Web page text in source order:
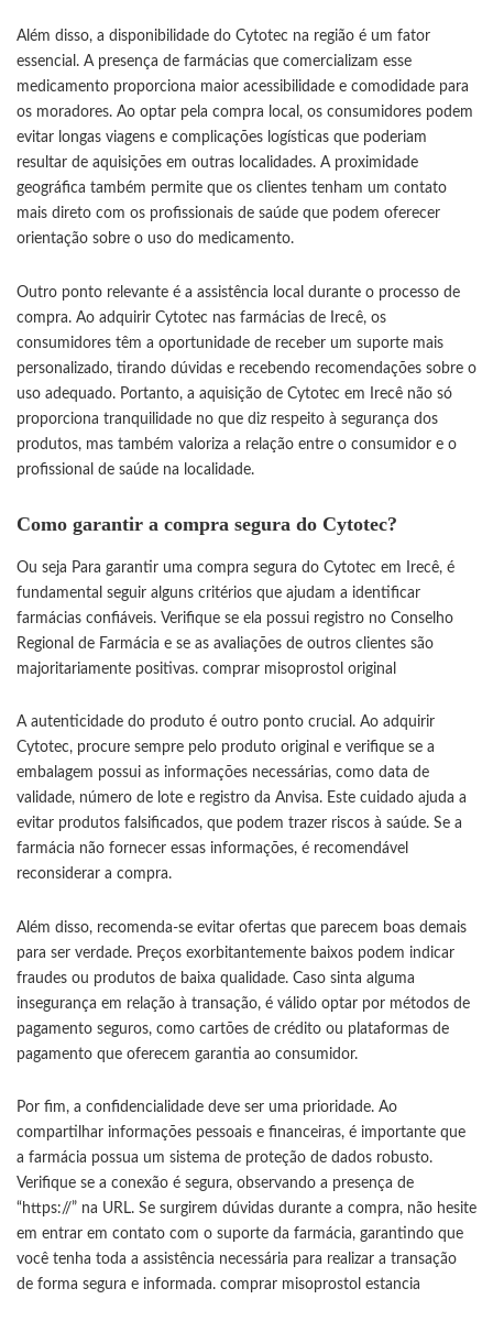
Além disso, a disponibilidade do Cytotec na região é um fator
essencial. A presença de farmácias que comercializam esse
medicamento proporciona maior acessibilidade e comodidade para
os moradores. Ao optar pela compra local, os consumidores podem
evitar longas viagens e complicações logísticas que poderiam
resultar de aquisições em outras localidades. A proximidade
geográfica também permite que os clientes tenham um contato
mais direto com os profissionais de saúde que podem oferecer
orientação sobre o uso do medicamento.
Outro ponto relevante é a assistência local durante o processo de
compra. Ao adquirir Cytotec nas farmácias de Irecê, os
consumidores têm a oportunidade de receber um suporte mais
personalizado, tirando dúvidas e recebendo recomendações sobre o
uso adequado. Portanto, a aquisição de Cytotec em Irecê não só
proporciona tranquilidade no que diz respeito à segurança dos
produtos, mas também valoriza a relação entre o consumidor e o
profissional de saúde na localidade.
Como garantir a compra segura do Cytotec?
Ou seja Para garantir uma compra segura do Cytotec em Irecê, é
fundamental seguir alguns critérios que ajudam a identificar
farmácias confiáveis. Verifique se ela possui registro no Conselho
Regional de Farmácia e se as avaliações de outros clientes são
majoritariamente positivas. comprar misoprostol original
A autenticidade do produto é outro ponto crucial. Ao adquirir
Cytotec, procure sempre pelo produto original e verifique se a
embalagem possui as informações necessárias, como data de
validade, número de lote e registro da Anvisa. Este cuidado ajuda a
evitar produtos falsificados, que podem trazer riscos à saúde. Se a
farmácia não fornecer essas informações, é recomendável
reconsiderar a compra.
Além disso, recomenda-se evitar ofertas que parecem boas demais
para ser verdade. Preços exorbitantemente baixos podem indicar
fraudes ou produtos de baixa qualidade. Caso sinta alguma
insegurança em relação à transação, é válido optar por métodos de
pagamento seguros, como cartões de crédito ou plataformas de
pagamento que oferecem garantia ao consumidor.
Por fim, a confidencialidade deve ser uma prioridade. Ao
compartilhar informações pessoais e financeiras, é importante que
a farmácia possua um sistema de proteção de dados robusto.
Verifique se a conexão é segura, observando a presença de
“https://” na URL. Se surgirem dúvidas durante a compra, não hesite
em entrar em contato com o suporte da farmácia, garantindo que
você tenha toda a assistência necessária para realizar a transação
de forma segura e informada. comprar misoprostol estancia